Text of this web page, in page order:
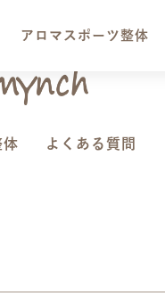
体 よくある質問
アロマスポーツ整体